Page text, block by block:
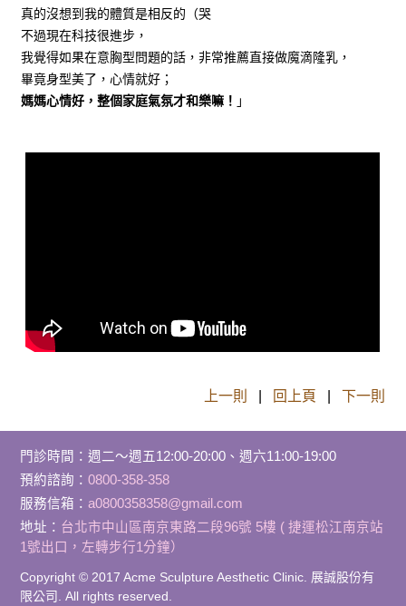
真的沒想到我的體質是相反的（哭
不過現在科技很進步，
我覺得如果在意胸型問題的話，非常推薦直接做魔滴隆乳，
畢竟身型美了，心情就好；
媽媽心情好，整個家庭氣氛才和樂嘛！ 」
上一則 回上頁 下一則
門診時間 ： 週二～週五12:00-20:00、週六11:00-19:00
預約諮詢： 0800-358-358
服務信箱： a0800358358@gmail.com
地址： 台北市中山區南京東路二段96號 5樓 ( 捷運松江南京站
1號出口，左轉步行1分鐘）
Copyright © 2017 Acme Sculpture Aesthetic Clinic. 展誠股份有
限公司. All rights reserved.